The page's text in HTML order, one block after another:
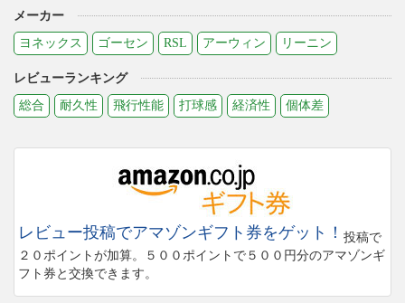
メーカー
ヨネックス
ゴーセン RSL アーウィン リーニン
レビューランキング
総合
耐久性 飛行性能 打球感 経済性 個体差
レビュー投稿でアマゾンギフト券をゲット！ 投稿で
２０ポイントが加算。５００ポイントで５００円分のアマゾンギ
フト券と交換できます。